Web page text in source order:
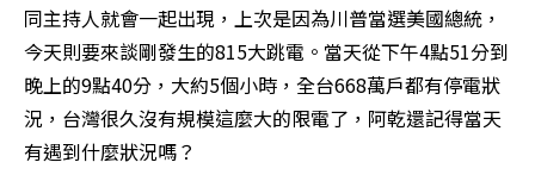
同主持人就會一起出現，上次是因為川普當選美國總統，
今天則要來談剛發生的815大跳電。當天從下午4點51分到
晚上的9點40分，大約5個小時，全台668萬戶都有停電狀
況，台灣很久沒有規模這麼大的限電了，阿乾還記得當天
有遇到什麼狀況嗎？